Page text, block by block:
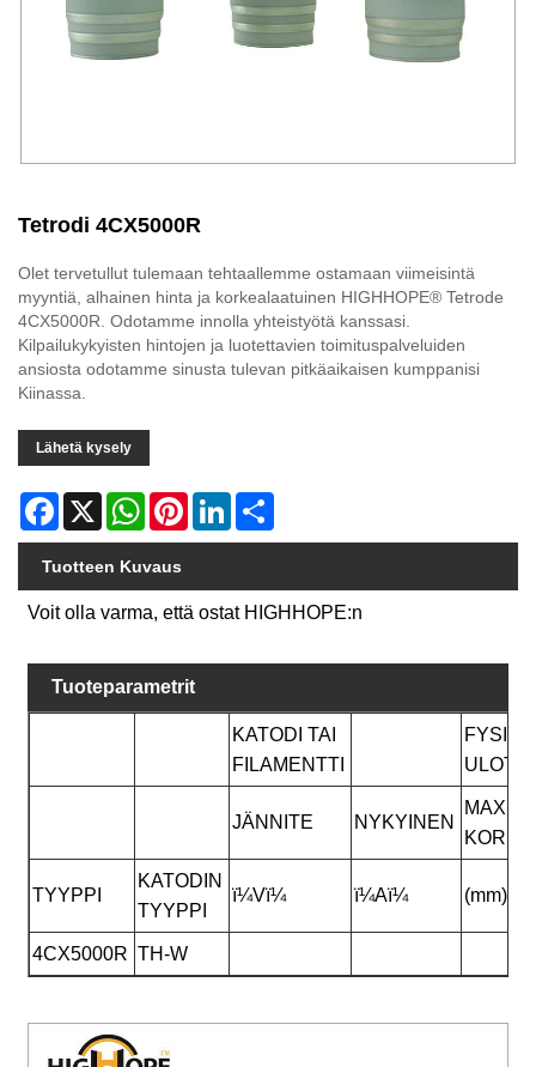
Tetrodi 4CX5000R
Olet tervetullut tulemaan tehtaallemme ostamaan viimeisintä
myyntiä, alhainen hinta ja korkealaatuinen HIGHHOPE® Tetrode
4CX5000R. Odotamme innolla yhteistyötä kanssasi.
Kilpailukykyisten hintojen ja luotettavien toimituspalveluiden
ansiosta odotamme sinusta tulevan pitkäaikaisen kumppanisi
Kiinassa.
Lähetä kysely
Facebook
X WhatsAppPinterestLinkedIn
Tuotteen Kuvaus
Voit olla varma, että ostat HIGHHOPE:n
Tuoteparametrit
KATODI TAI
FILAMENTTI
JÄNNITE NYKYINEN
MAX
TYYPPI
KATODIN
TYYPPI
ï¼Vï¼ ï¼Aï¼ (mm)
4CX5000R TH-W